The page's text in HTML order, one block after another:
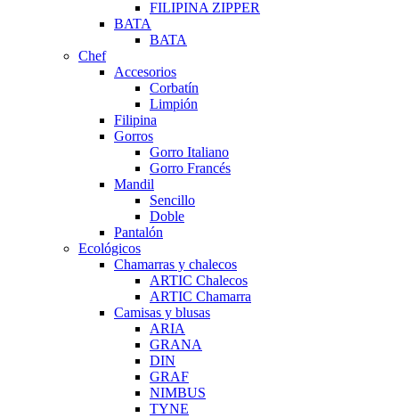
FILIPINA ZIPPER
BATA
BATA
Chef
Accesorios
Corbatín
Limpión
Filipina
Gorros
Gorro Italiano
Gorro Francés
Mandil
Sencillo
Doble
Pantalón
Ecológicos
Chamarras y chalecos
ARTIC Chalecos
ARTIC Chamarra
Camisas y blusas
ARIA
GRANA
DIN
GRAF
NIMBUS
TYNE